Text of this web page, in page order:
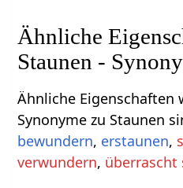
Ähnliche
Staunen -
Ähnliche Eigenschaften
Synonyme zu Staunen
bewundern, erstaunen,
verwundern, überrascht